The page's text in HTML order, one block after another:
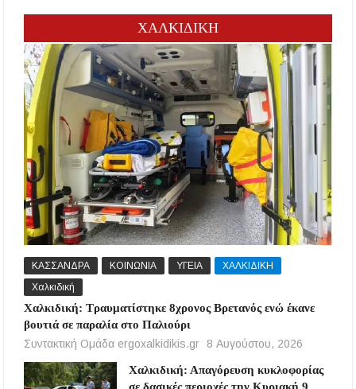
ΧΑΛΚΙΔΙΚΗ
ΚΑΣΣΑΝΔΡΑ ΚΟΙΝΩΝΙΑ ΥΓΕΙΑ
ΧΑΛΚΙΔΙΚΗ
Χαλκιδική
Χαλκιδική: Τραυματίστηκε 8χρονος Βρετανός ενώ έκανε
βουτιά σε παραλία στο Παλιούρι
Συντακτική Ομάδα ergoxalkidikis.gr
8 Αυγούστου, 2026
Χαλκιδική: Απαγόρευση κυκλοφορίας
σε δασικές περιοχές την Κυριακή 9